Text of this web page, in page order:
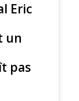
Eric
un
pas